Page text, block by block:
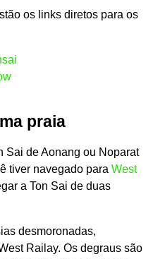
os links diretos para os
praia
Sai de Aonang ou Noparat
tiver navegado para West
a Ton Sai de duas
desmoronadas,
Railay. Os degraus são